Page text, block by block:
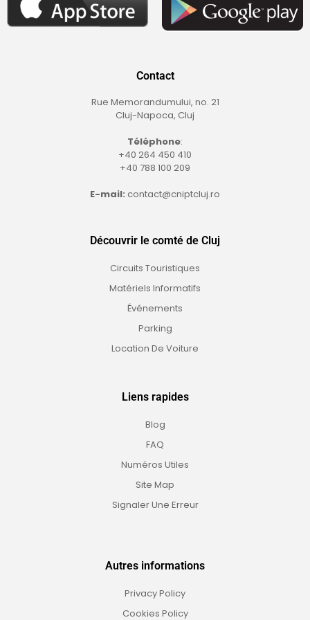
Contact
Rue Memorandumului, no. 21
Cluj-Napoca, Cluj
Téléphone:
+40 264 450 410
+40 788 100 209
E-mail: contact@cniptcluj.ro
Découvrir le comté de Cluj
Circuits Touristiques
Matériels Informatifs
Événements
Parking
Location De Voiture
Liens rapides
Blog
FAQ
Numéros Utiles
Site Map
Signaler Une Erreur
Autres informations
Privacy Policy
Cookies Policy